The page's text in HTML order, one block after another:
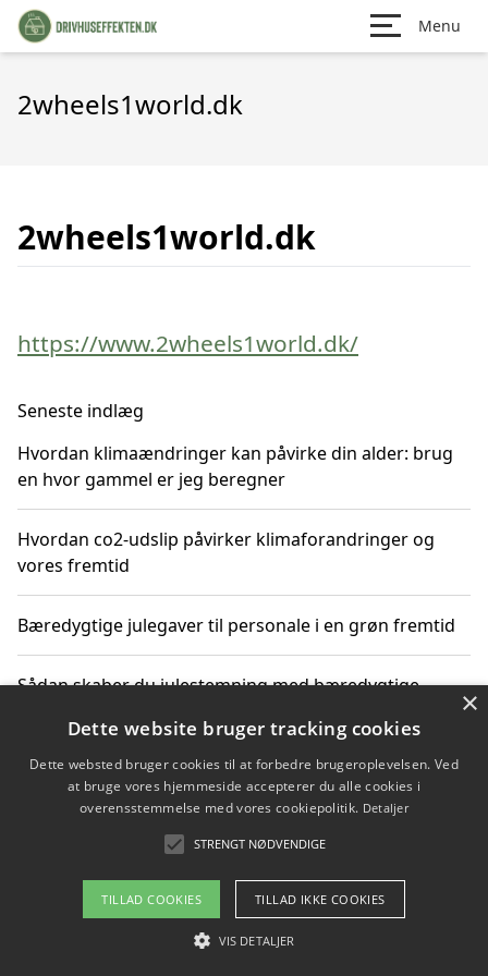
Menu
2wheels1world.dk
2wheels1world.dk
https://www.2wheels1world.dk/
Seneste indlæg
Hvordan klimaændringer kan påvirke din alder: brug
en hvor gammel er jeg beregner
Hvordan co2-udslip påvirker klimaforandringer og
vores fremtid
Bæredygtige julegaver til personale i en grøn fremtid
Sådan skaber du julestemning med bæredygtige
Sådan skaber du et bæredygtigt hjem med familien i
Copyright 2026 - Pilanto Aps
Om / kontakt
×
Dette website bruger tracking cookies
Dette websted bruger cookies til at forbedre brugeroplevelsen. Ved
at bruge vores hjemmeside accepterer du alle cookies i
overensstemmelse med vores cookiepolitik. Detaljer
STRENGT NØDVENDIGE
TILLAD COOKIES TILLAD IKKE COOKIES
VIS DETALJER